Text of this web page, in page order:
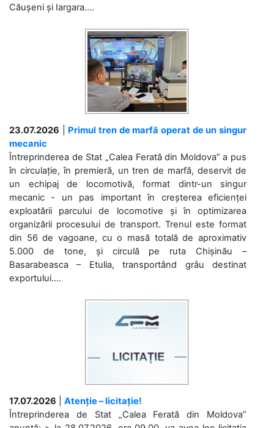
Căușeni și Iargara....
23.07.2026
Primul tren de marfă operat de un singur
mecanic
Întreprinderea de Stat „Calea Ferată din Moldova” a pus
în circulație, în premieră, un tren de marfă, deservit de
un echipaj de locomotivă, format dintr-un singur
mecanic - un pas important în creșterea eficienței
exploatării parcului de locomotive și în optimizarea
organizării procesului de transport. Trenul este format
din 56 de vagoane, cu o masă totală de aproximativ
5.000 de tone, și circulă pe ruta Chișinău –
Basarabeasca – Etulia, transportând grâu destinat
exportului....
17.07.2026
Atenție – licitație!
Întreprinderea de Stat „Calea Ferată din Moldova”